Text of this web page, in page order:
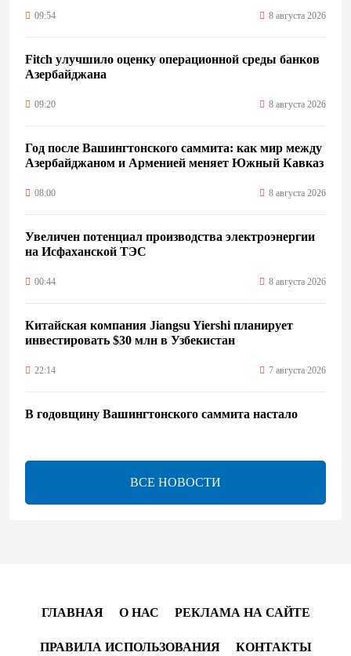
09:54 8 августа 2026
Fitch улучшило оценку операционной среды банков
Азербайджана
09:20 8 августа 2026
Год после Вашингтонского саммита: как мир между
Азербайджаном и Арменией меняет Южный Кавказ
08:00 8 августа 2026
Увеличен потенциал производства электроэнергии
на Исфаханской ТЭС
00:44 8 августа 2026
Китайская компания Jiangsu Yiershi планирует
инвестировать $30 млн в Узбекистан
22:14 7 августа 2026
В годовщину Вашингтонского саммита настало
Минфин Азербайджана отчитался о работе,
17:20 7 августа 2026
ВСЕ НОВОСТИ
ГЛАВНАЯ О НАС РЕКЛАМА НА САЙТЕ
ПРАВИЛА ИСПОЛЬЗОВАНИЯ КОНТАКТЫ